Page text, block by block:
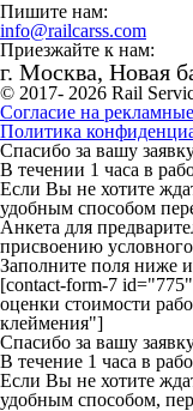
Пишите нам:
info@railcarss.com
Приезжайте к нам:
г. Москва, Новая
© 2017- 2026 Rail
Согласие на
Политика
Спасибо за вашу
В течении 1 часа в
Если Вы не хотите
удобным способом
Анкета для
присвоению
Заполните поля ниже
[contact-form-7
оценки стоимости
клеймения"]
Спасибо за вашу
В течение 1 часа в
Если Вы не хотите
удобным способом,